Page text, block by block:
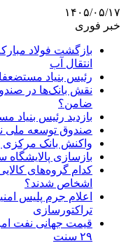
۱۴۰۵/۰۵/۱۷
خبر فوری
بازگشت فولاد
انتقال آب
رئیس بنیاد
نقش بانک‌ها در
ضامن؟
بازدید رئیس بنیاد
صندوق توسعه ملی
واکنش بانک مرکزی
بازسازی
کدام گروه‌های
اشخاص شدند؟
اعلام جرم پلیس
تراکتورسازی
۲۹ سنت